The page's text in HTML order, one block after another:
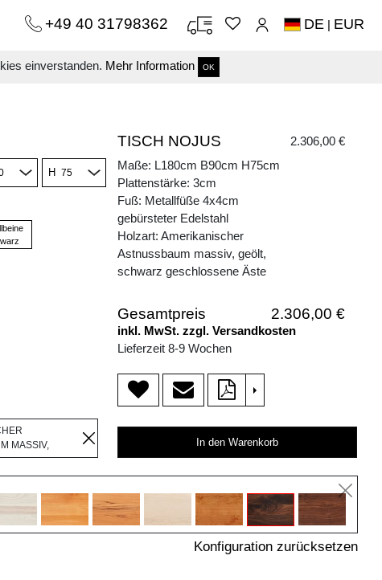
einverstanden. Mehr Information OK
+49 40 31798362 DE | EUR
H
MASSIV,
TISCH NOJUS
2.306,00 €
Maße: L180cm B90cm H75cm
Plattenstärke: 3cm
Fuß: Metallfüße 4x4cm
gebürsteter Edelstahl
Holzart: Amerikanischer
Astnussbaum massiv, geölt,
schwarz geschlossene Äste
Gesamtpreis 2.306,00 €
inkl. MwSt. zzgl. Versandkosten
Lieferzeit 8-9 Wochen
>
In den Warenkorb
Konfiguration zurücksetzen